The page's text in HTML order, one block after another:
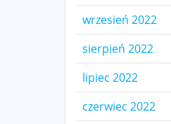
wrzesień 2022
sierpień 2022
lipiec 2022
czerwiec 2022